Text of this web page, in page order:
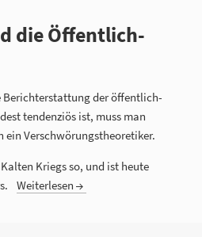
die Öffentlich-
Berichterstattung der öffentlich-
tendenziös ist, muss man
ein Verschwörungstheoretiker.
Kriegs so, und ist heute
Weiterlesen